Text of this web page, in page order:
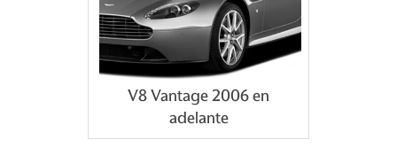
V8 Vantage 2006 en
adelante